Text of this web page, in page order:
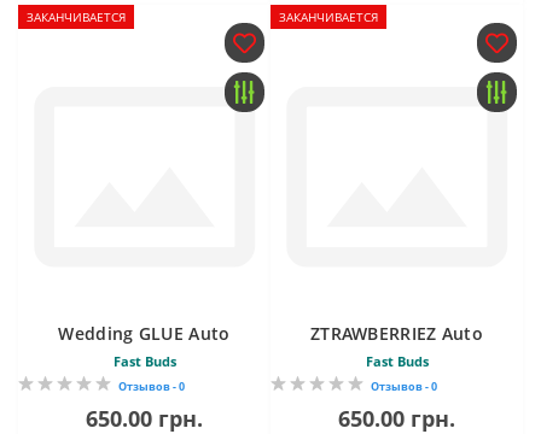
ЗАКАНЧИВАЕТСЯ
Wedding GLUE Auto
Fast Buds
Отзывов - 0
650.00 грн.
ЗАКАНЧИВАЕТСЯ
ZTRAWBERRIEZ Auto
Fast Buds
Отзывов - 0
650.00 грн.